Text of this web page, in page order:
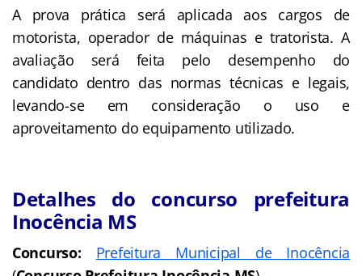
A prova prática será aplicada aos cargos de
motorista, operador de máquinas e tratorista. A
avaliação será feita pelo desempenho do
candidato dentro das normas técnicas e legais,
levando-se em consideração o uso e
aproveitamento do equipamento utilizado.
Detalhes do concurso prefeitura
Inocência MS
Concurso: Prefeitura Municipal de Inocência